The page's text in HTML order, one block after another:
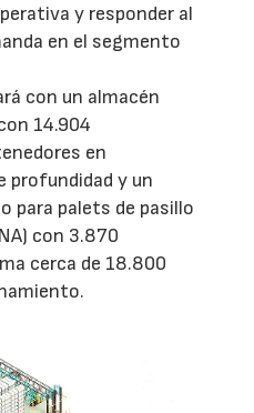
y responder al
en el segmento
con un almacén
14.904
en
profundidad y un
para palets de pasillo
con 3.870
cerca de 18.800